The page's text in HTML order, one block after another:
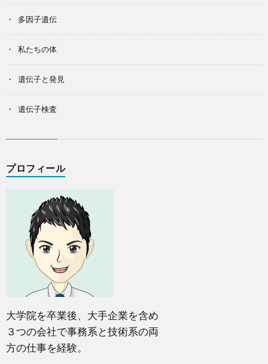
多因子遺伝
私たちの体
遺伝子と発見
遺伝子検査
プロフィール
大学院を卒業後、大手企業を含め
３つの会社で事務系と技術系の両
方の仕事を経験。